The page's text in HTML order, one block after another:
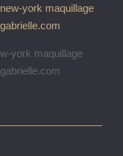
york maquillage